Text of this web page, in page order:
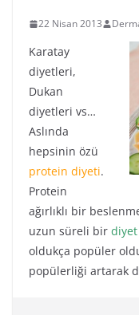
22 Nisan 2013
Karatay
diyetleri,
Dukan
diyetleri vs…
Aslında
hepsinin özü
protein diyeti.
Protein
ağırlıklı bir
uzun süreli bir diyet
oldukça popüler
popülerliği artarak